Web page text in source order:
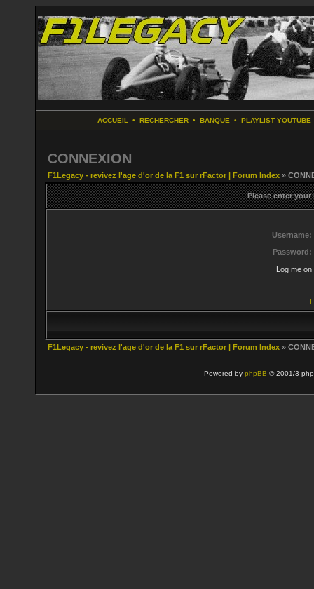
ACCUEIL • RECHERCHER• BANQUE • PLAYLIST YOUTUBE
CONNEXION
F1Legacy - revivez l'age d'or de la F1 sur rFactor | Forum Index »
Please enter
Username:
Password:
Log me
I
F1Legacy - revivez l'age d'or de la F1 sur rFactor | Forum Index »
Powered by phpBB © 2001/3